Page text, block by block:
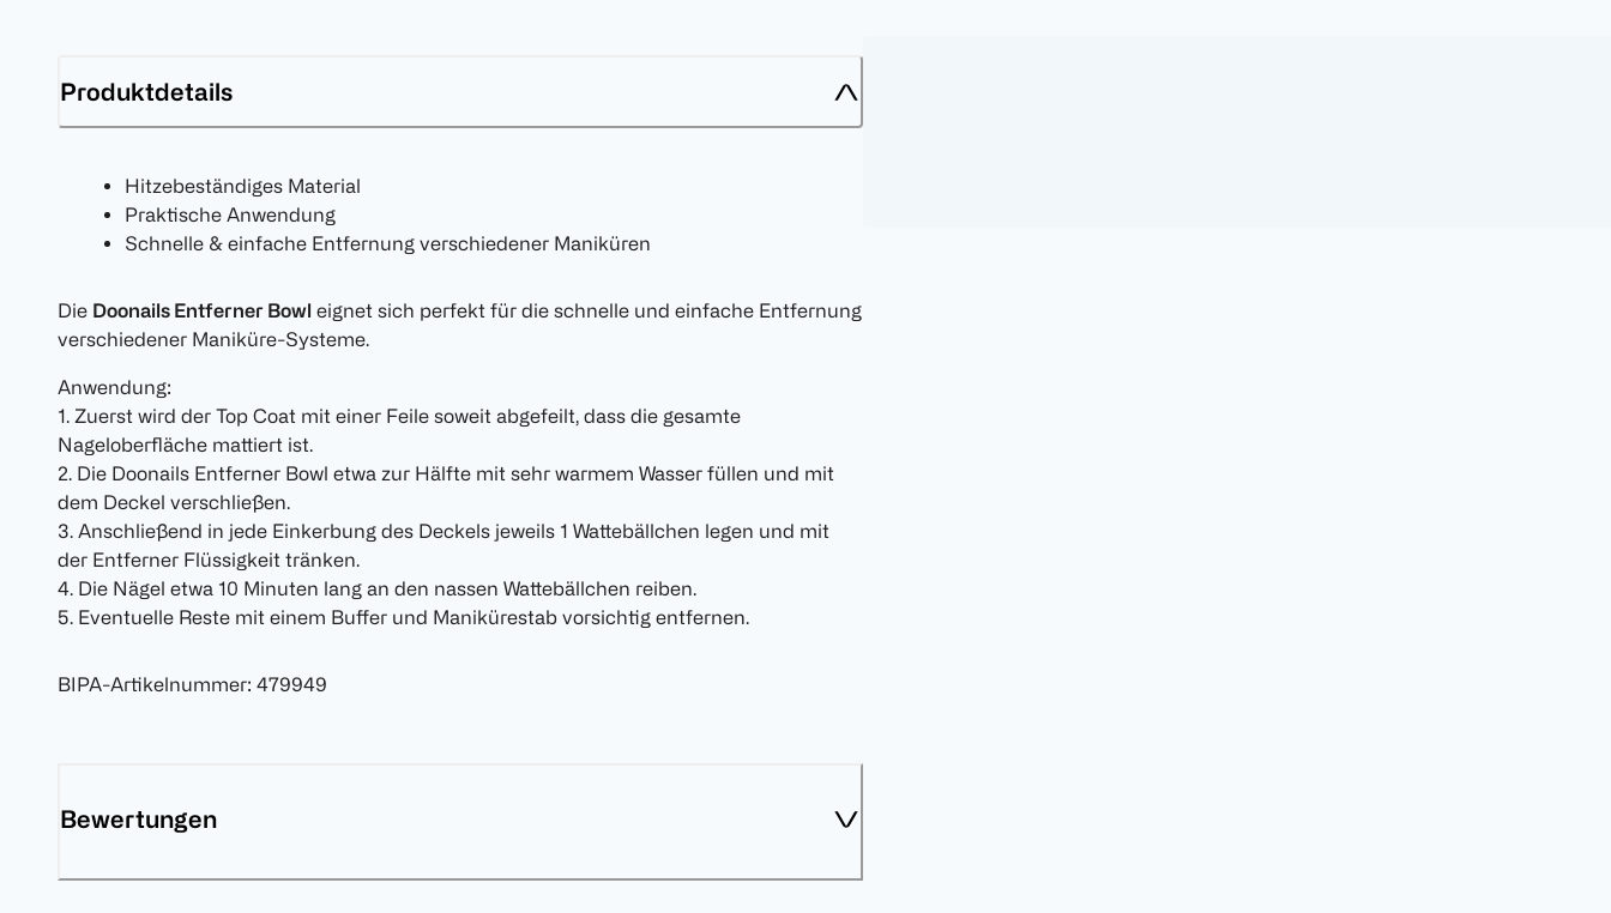
Produktdetails
Hitzebeständiges Material
Praktische Anwendung
Schnelle & einfache Entfernung verschiedener Maniküren
Die Doonails Entferner Bowl eignet sich perfekt für die schnelle und einfache Entfernung
verschiedener Maniküre-Systeme.
Anwendung:
1. Zuerst wird der Top Coat mit einer Feile soweit abgefeilt, dass die gesamte
Nageloberfläche mattiert ist.
2. Die Doonails Entferner Bowl etwa zur Hälfte mit sehr warmem Wasser füllen und mit
dem Deckel verschließen.
3. Anschließend in jede Einkerbung des Deckels jeweils 1 Wattebällchen legen und mit
der Entferner Flüssigkeit tränken.
4. Die Nägel etwa 10 Minuten lang an den nassen Wattebällchen reiben.
5. Eventuelle Reste mit einem Buffer und Manikürestab vorsichtig entfernen.
BIPA-Artikelnummer: 479949
Bewertungen